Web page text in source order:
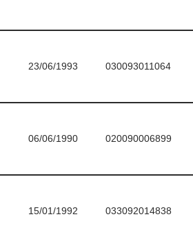
23/06/1993 030093011064
06/06/1990 020090006899
15/01/1992 033092014838